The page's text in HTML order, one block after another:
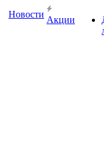
Новости
Акции